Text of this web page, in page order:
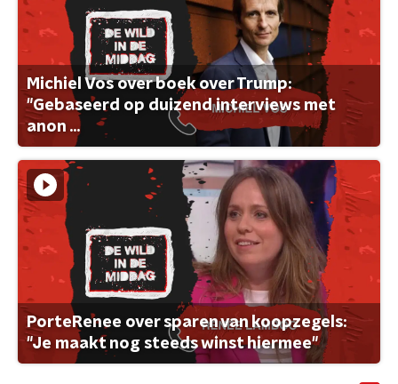
Michiel Vos over boek over Trump:
"Gebaseerd op duizend interviews met
anon ...
PorteRenee over sparen van koopzegels:
"Je maakt nog steeds winst hiermee"